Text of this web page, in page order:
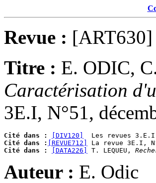
Revue : [ART630]
Titre : E. ODIC,
Caractérisation
3E.I, N°51,
Cité dans :
[DIV120]
Cité dans :
[REVUE712] La revue 3E.I,
Cité dans :
[DATA226] T. LEQUEU,
Auteur : E. Odic